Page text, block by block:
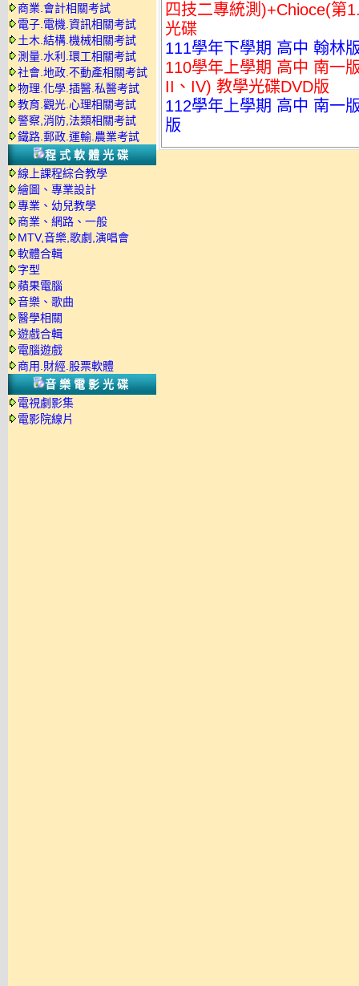
商業.會計相關考試
電子.電機.資訊相關考試
土木.結構.機械相關考試
測量.水利.環工相關考試
社會.地政.不動產相關考試
物理.化學.插醫.私醫考試
教育.觀光.心理相關考試
警察,消防,法類相關考試
鐵路.郵政.運輸.農業考試
程式軟體光碟
線上課程綜合教學
繪圖、專業設計
專業、幼兒教學
商業、網路、一般
MTV,音樂,歌劇,演唱會
軟體合輯
字型
蘋果電腦
音樂、歌曲
醫學相關
遊戲合輯
電腦遊戲
商用.財經.股票軟體
音樂電影光碟
電視劇影集
電影院線片
四技二專統測)+Chioce(第
光碟
111學年下學期 高中 翰林
110學年上學期 高中 南一
II、IV) 教學光碟DVD版
112學年上學期 高中 南一
版